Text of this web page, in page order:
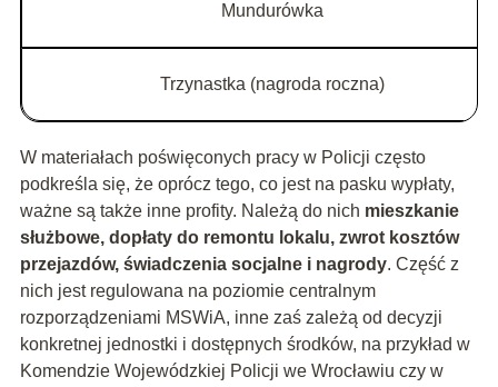
Mundurówka
Trzynastka (nagroda roczna)
W materiałach poświęconych pracy w Policji często
podkreśla się, że oprócz tego, co jest na pasku wypłaty,
ważne są także inne profity. Należą do nich mieszkanie
służbowe, dopłaty do remontu lokalu, zwrot kosztów
przejazdów, świadczenia socjalne i nagrody. Część z
nich jest regulowana na poziomie centralnym
rozporządzeniami MSWiA, inne zaś zależą od decyzji
konkretnej jednostki i dostępnych środków, na przykład w
Komendzie Wojewódzkiej Policji we Wrocławiu czy w